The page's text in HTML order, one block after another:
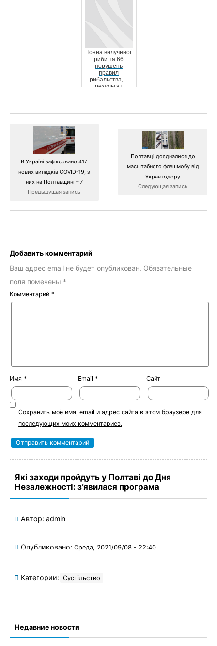
Тонна вилученої
риби та 66
порушень
правил
рибальства, –
результат
В Україні зафіксовано 417
нових випадків COVID-19, з
них на Полтавщині – 7
Предыдущая запись
Полтавці доєдналися до
масштабного флешмобу від
Укравтодору
Следующая запись
Добавить комментарий
Ваш адрес email не будет опубликован. Обязательные
поля помечены *
Комментарий *
Имя * Email * Сайт
Сохранить моё имя, email и адрес сайта в этом браузере для
последующих моих комментариев.
Які заходи пройдуть у Полтаві до Дня
Незалежності: з’явилася програма
Автор: admin
Опубликовано: Среда, 2021/09/08 - 22:40
Категории: Суспільство
Недавние новости